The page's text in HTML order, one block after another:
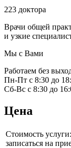
223 доктора
Врачи общей
и узкие
Мы с Вами
Работаем без
Пн-Пт с 8:30 до
Сб-Вс с 8:30 до
Цена
Стоимость услуги:
записаться на